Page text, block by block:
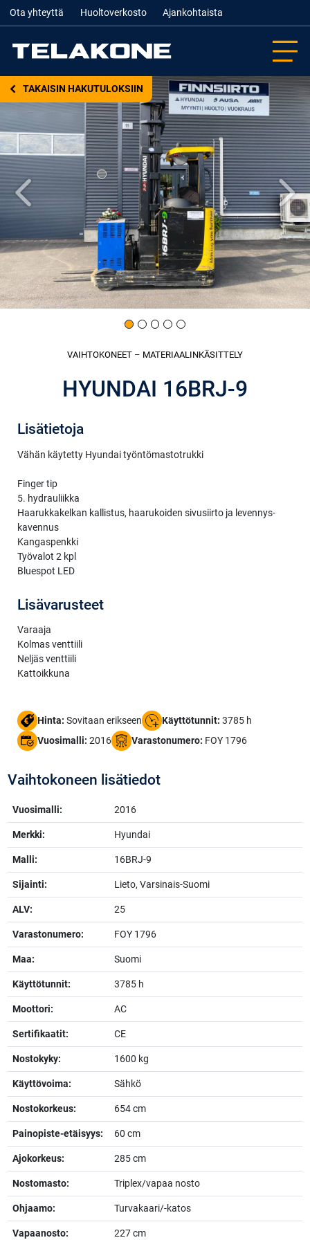
Ota yhteyttä Huoltoverkosto Ajankohtaista
TAKAISIN HAKUTULOKSIIN
Edellinen
VAIHTOKONEET – MATERIAALINKÄSITTELY
HYUNDAI 16BRJ-9
Lisätietoja
Vähän käytetty Hyundai työntömastotrukki
Finger tip
5. hydrauliikka
Haarukkakelkan kallistus, haarukoiden sivusiirto ja levennys-
kavennus
Kangaspenkki
Työvalot 2 kpl
Bluespot LED
Lisävarusteet
Varaaja
Kolmas venttiili
Neljäs venttiili
Kattoikkuna
Hinta: Sovitaan erikseen Käyttötunnit: 3785 h
Vuosimalli: 2016 Varastonumero: FOY 1796
Vaihtokoneen lisätiedot
Vuosimalli: 2016
Merkki: Hyundai
Malli: 16BRJ-9
Sijainti: Lieto, Varsinais-Suomi
ALV: 25
Varastonumero: FOY 1796
Maa: Suomi
Käyttötunnit: 3785 h
Moottori: AC
Sertifikaatit: CE
Nostokyky: 1600 kg
Käyttövoima: Sähkö
Nostokorkeus: 654 cm
Painopiste-etäisyys: 60 cm
Ajokorkeus: 285 cm
Nostomasto: Triplex/vapaa nosto
Ohjaamo: Turvakaari/-katos
Vapaanosto: 227 cm